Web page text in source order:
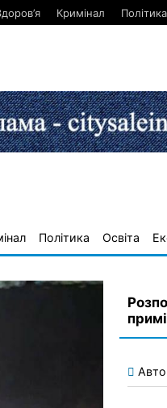
Кримінал Політика
Політика Освіта